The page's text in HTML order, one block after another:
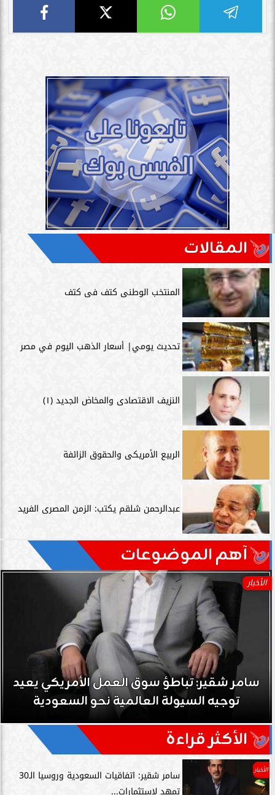
المقالات
المنتخب الوطنى كتف فى كتف
تحديث يومي| أسعار الذهب اليوم في مصر
النزيف الاقتصادى والمخاض الجديد (١)
الربيع الأمريكى والحقوق الزائفة
عبدالرحمن شلقم يكتب: الزمن المصرى الفريد
آهم الموضوعات
الأخبار
سامر شقير: تباطؤ سوق العمل الأمريكي يعيد
توجيه السيولة العالمية نحو السعودية
الأكثر قراءة
الأخبار
سامر شقير: اتفاقيات السعودية وروسيا الـ30
تمهد لاستثمارات...